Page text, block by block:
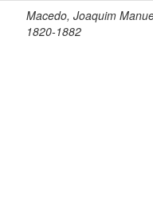
Macedo, Joaquim
1820-1882